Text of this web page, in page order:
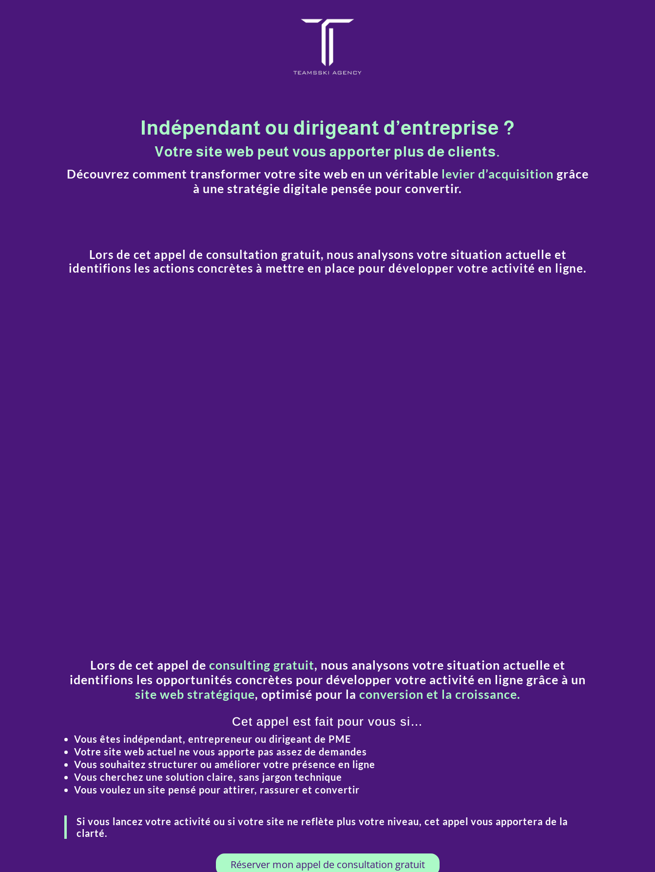
Indépendant ou dirigeant d’entreprise ?
Votre site web peut vous apporter plus de clients.
Découvrez comment transformer votre site web en un véritable levier d’acquisition grâce
à une stratégie digitale pensée pour convertir.
Lors de cet appel de consultation gratuit, nous analysons votre situation actuelle et
identifions les actions concrètes à mettre en place pour développer votre activité en ligne.
Lors de cet appel de consulting gratuit, nous analysons votre situation actuelle et
identifions les opportunités concrètes pour développer votre activité en ligne grâce à un
site web stratégique, optimisé pour la conversion et la croissance.
Cet appel est fait pour vous si…
Vous êtes indépendant, entrepreneur ou dirigeant de PME
Votre site web actuel ne vous apporte pas assez de demandes
Vous souhaitez structurer ou améliorer votre présence en ligne
Vous cherchez une solution claire, sans jargon technique
Vous voulez un site pensé pour attirer, rassurer et convertir
Si vous lancez votre activité ou si votre site ne reflète plus votre niveau, cet appel vous apportera de la
clarté.
Réserver mon appel de consultation gratuit